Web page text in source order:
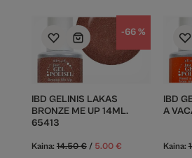
-66 %
IBD GELINIS LAKAS
BRONZE ME UP 14ML.
65413
Kaina: 14.50€ / 5.00 €
IBD
A
Kaina: